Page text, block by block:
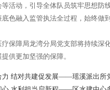
活动，引导全体队员筑牢思想防
色融入监管执法全过程，始终做
保障局龙湾分局党支部将持续深
供更加坚强的保障。
力 结对共建促发展——瑶溪派出所